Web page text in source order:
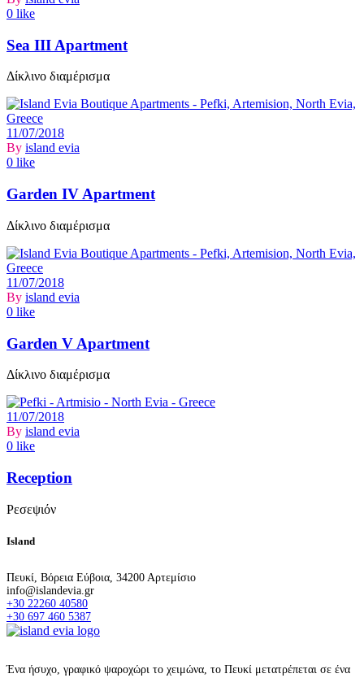
0 like
Sea III Apartment
Δίκλινο διαμέρισμα
11/07/2018
By island evia
0 like
Garden IV Apartment
Δίκλινο διαμέρισμα
11/07/2018
By island evia
0 like
Garden V Apartment
Δίκλινο διαμέρισμα
11/07/2018
By island evia
0 like
Reception
Ρεσεψιόν
Island
Πευκί, Βόρεια Εύβοια, 34200 Αρτεμίσιο
info@islandevia.gr
+30 22260 40580
+30 697 460 5387
Ένα ήσυχο, γραφικό ψαροχώρι το χειμώνα, το Πευκί μετατρέπεται σε ένα